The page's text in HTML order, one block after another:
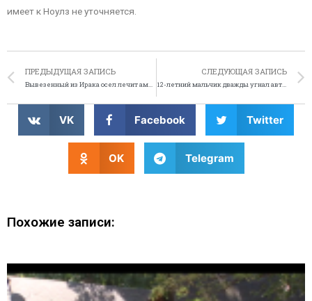
имеет к Ноулз не уточняется.
ПРЕДЫДУЩАЯ ЗАПИСЬ
Вывезенный из Ирака осел лечит американских солдат
СЛЕДУЮЩАЯ ЗАПИСЬ
12-летний мальчик дважды угнал автобус
VK Facebook Twitter
OK Telegram
Похожие записи: